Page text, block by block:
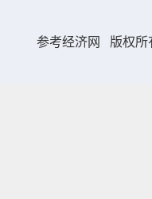
参考经济网 版权